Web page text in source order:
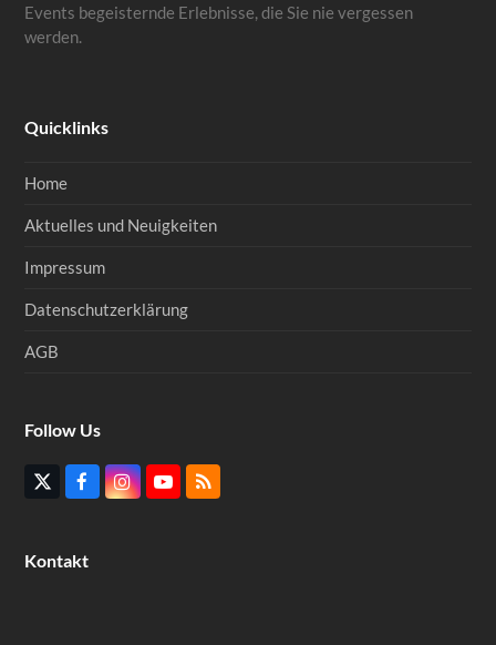
Events begeisternde Erlebnisse, die Sie nie vergessen
werden.
Quicklinks
Home
Aktuelles und Neuigkeiten
Impressum
Datenschutzerklärung
AGB
Follow Us
TwitterFacebookInstagram
YouTube
RSS
Kontakt